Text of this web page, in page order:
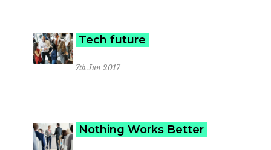
Tech future
7th Jun 2017
Nothing Works Better